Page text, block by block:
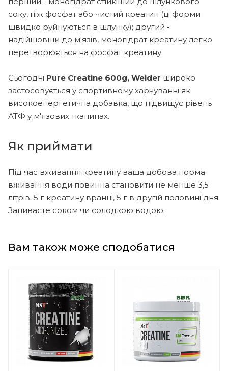
соку, ніж фосфат або чистий креатин (ці форми
швидко руйнуються в шлунку); другий -
надійшовши до м'язів, моногідрат креатину легко
перетворюється на фосфат креатину.
Сьогодні Pure Creatine 600g, Weider широко
застосовується у спортивному харчуванні як
високоенергетична добавка, що підвищує рівень
АТФ у м'язових тканинах.
Як приймати
Під час вживання креатину ваша добова норма
вживання води повинна становити не менше 3,5
літрів. 5 г креатину вранці, 5 г в другій половині дня.
Запиваєте соком чи солодкою водою.
Вам також може сподобатися